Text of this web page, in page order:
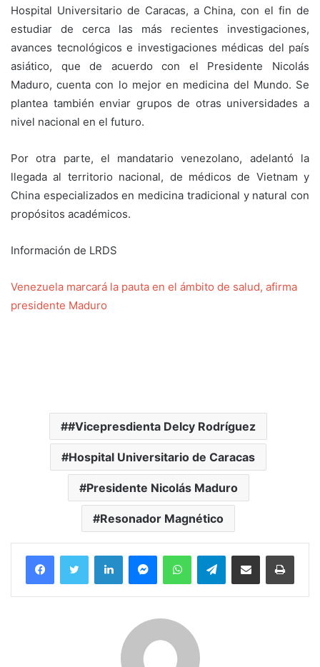
Hospital Universitario de Caracas, a China, con el fin de
estudiar de cerca las más recientes investigaciones,
avances tecnológicos e investigaciones médicas del país
asiático, que de acuerdo con el Presidente Nicolás
Maduro, cuenta con lo mejor en medicina del Mundo. Se
plantea también enviar grupos de otras universidades a
nivel nacional en el futuro.
Por otra parte, el mandatario venezolano, adelantó la
llegada al territorio nacional, de médicos de Vietnam y
China especializados en medicina tradicional y natural con
propósitos académicos.
Información de LRDS
Venezuela marcará la pauta en el ámbito de salud, afirma
presidente Maduro
#Vicepresdienta Delcy Rodríguez
Hospital Universitario de Caracas
Presidente Nicolás Maduro
Resonador Magnético
FacebookTwitter LinkedInMessengerWhatsAppTelegramCompartir por correo electrónico